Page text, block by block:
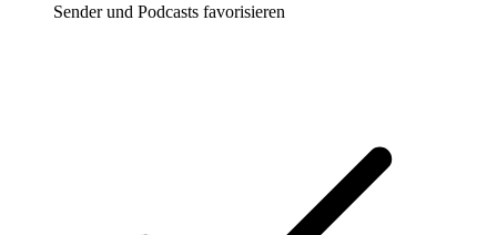
Sender und Podcasts favorisieren